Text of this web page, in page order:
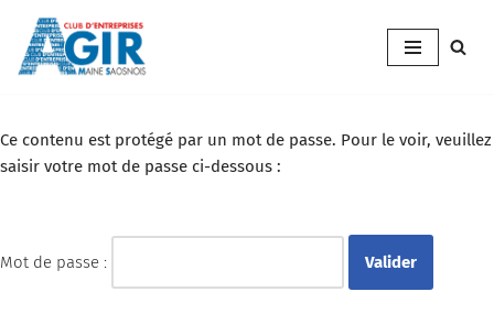
Aller
Ce contenu est protégé par un mot de passe. Pour le voir, veuillez
saisir votre mot de passe ci-dessous :
Mot de passe :